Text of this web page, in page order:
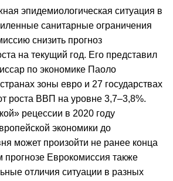
эпидемиологическая ситуация в
санитарные ограничения
снизить прогноз
на текущий год. Его представил
по экономике Паоло
зоны евро и 27 государствах
роста ВВП на уровне 3,7–3,8%.
рецессии в 2020 году
экономики до
может произойти не ранее конца
прогнозе Еврокомиссия также
отличия ситуации в разных